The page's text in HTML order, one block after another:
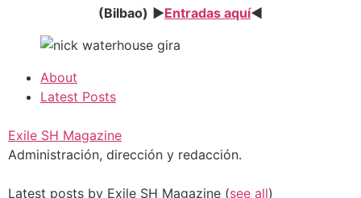
(Bilbao) ►Entradas aquí◄
About
Latest Posts
Exile SH Magazine
Administración, dirección y redacción.
Latest posts by Exile SH Magazine (see all)